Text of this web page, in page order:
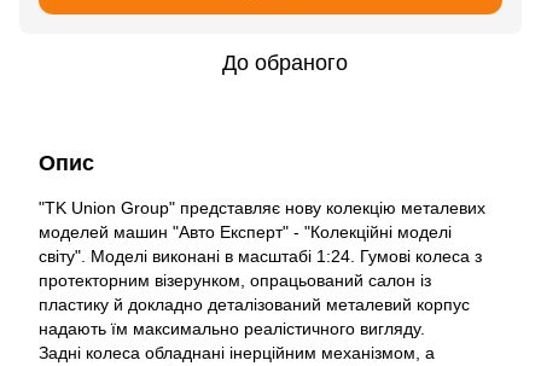
До обраного
Опис
"TK Union Group" представляє нову колекцію металевих
моделей машин "Авто Експерт" - "Колекційні моделі
світу". Моделі виконані в масштабі 1:24. Гумові колеса з
протекторним візерунком, опрацьований салон із
пластику й докладно деталізований металевий корпус
надають їм максимально реалістичного вигляду.
Задні колеса обладнані інерційним механізмом, а